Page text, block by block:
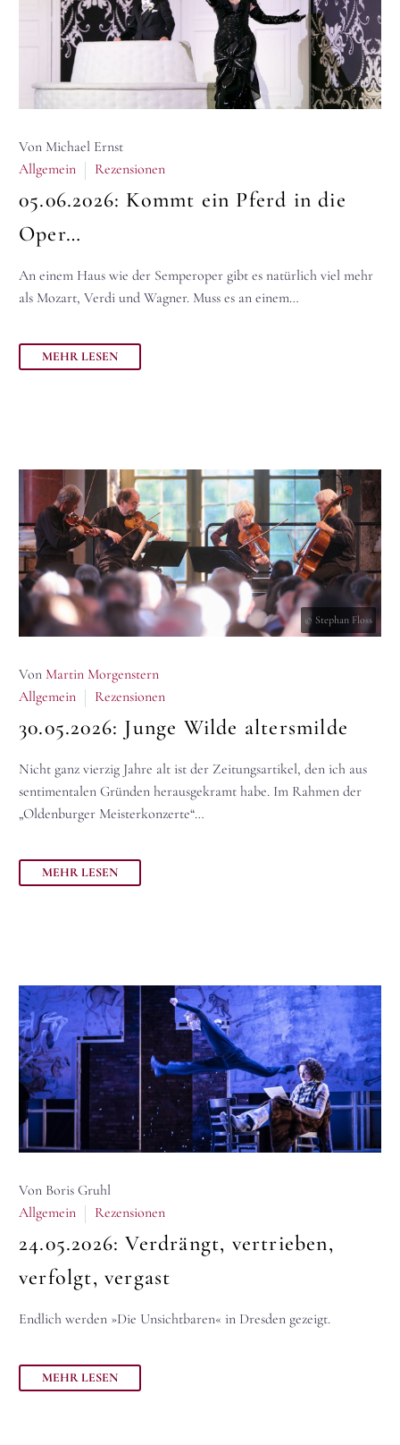
Von Michael Ernst
Allgemein
Rezensionen
05.06.2026: Kommt ein Pferd in die
Oper…
An einem Haus wie der Semperoper gibt es natürlich viel mehr
als Mozart, Verdi und Wagner. Muss es an einem…
MEHR LESEN
© Stephan Floss
Von Martin Morgenstern
Allgemein
Rezensionen
30.05.2026: Junge Wilde altersmilde
Nicht ganz vierzig Jahre alt ist der Zeitungsartikel, den ich aus
sentimentalen Gründen herausgekramt habe. Im Rahmen der
„Oldenburger Meisterkonzerte“…
MEHR LESEN
Von Boris Gruhl
Allgemein
Rezensionen
24.05.2026:Verdrängt, vertrieben,
verfolgt, vergast
Endlich werden »Die Unsichtbaren« in Dresden gezeigt.
MEHR LESEN